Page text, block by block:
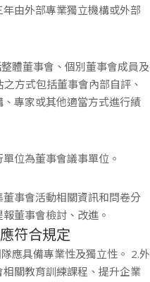
由外部專業獨立機構或外部
體董事會、個別董事會成員及
方式包括董事會內部自評、
專家或其他適當方式進行績
位為董事會議事單位。
事會活動相關資訊和問卷分
董事會檢討、改進。
符合規定
應具備專業性及獨立性。 2.外
關教育訓練課程、提升企業